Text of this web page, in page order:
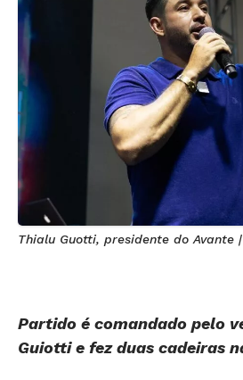
Thialu Guotti, presidente do Avante
Partido é comandado pelo
Guiotti e fez duas cadeiras